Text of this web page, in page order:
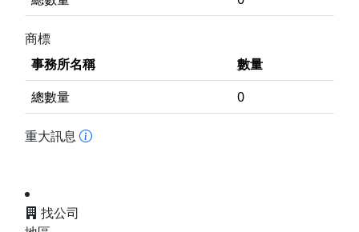
商標
事務所名稱
數量
總數量
0
重大訊息
找公司